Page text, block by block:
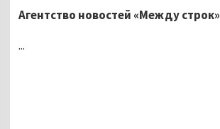
Агентство новостей «Между строк»
...